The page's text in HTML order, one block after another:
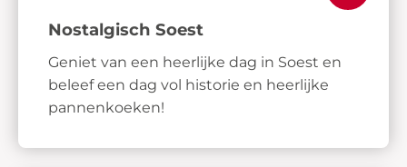
Nostalgisch Soest
Geniet van een heerlijke dag in Soest en
beleef een dag vol historie en heerlijke
pannenkoeken!